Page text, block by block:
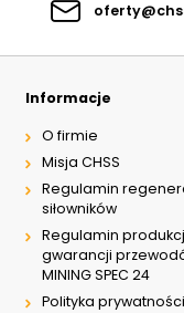
Informacje
O firmie
Misja CHSS
Regulamin
siłowników
Regulamin
gwarancji
MINING SPEC 24
Polityka prywatności